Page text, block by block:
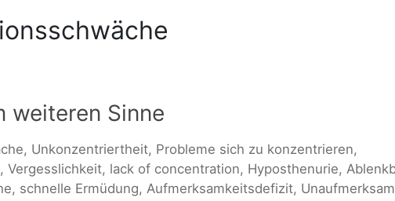
weiteren Sinne
Unkonzentriertheit, Probleme sich zu konzentrieren,
Vergesslichkeit, lack of concentration, Hyposthenurie,
schnelle Ermüdung, Aufmerksamkeitsdefizit,